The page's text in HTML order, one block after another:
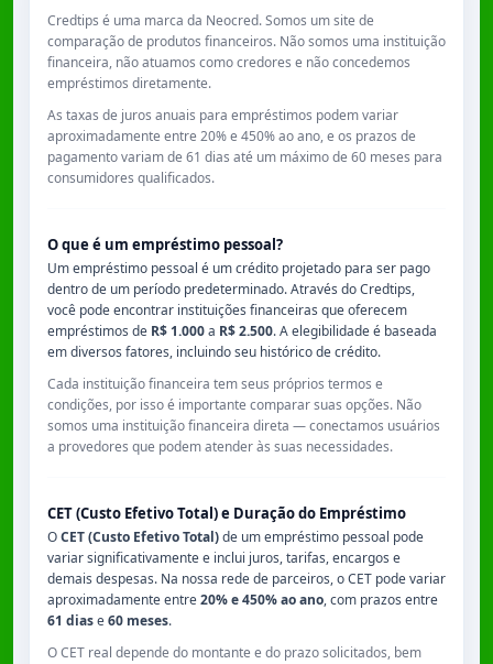
Credtips é uma marca da Neocred. Somos um site de
comparação de produtos financeiros. Não somos uma instituição
financeira, não atuamos como credores e não concedemos
empréstimos diretamente.
As taxas de juros anuais para empréstimos podem variar
aproximadamente entre 20% e 450% ao ano, e os prazos de
pagamento variam de 61 dias até um máximo de 60 meses para
consumidores qualificados.
O que é um empréstimo pessoal?
Um empréstimo pessoal é um crédito projetado para ser pago
dentro de um período predeterminado. Através do Credtips,
você pode encontrar instituições financeiras que oferecem
empréstimos de R$ 1.000a R$ 2.500. A elegibilidade é baseada
em diversos fatores, incluindo seu histórico de crédito.
Cada instituição financeira tem seus próprios termos e
condições, por isso é importante comparar suas opções. Não
somos uma instituição financeira direta — conectamos usuários
a provedores que podem atender às suas necessidades.
CET (Custo Efetivo Total) e Duração do Empréstimo
OCET (Custo Efetivo Total)de um empréstimo pessoal pode
variar significativamente e inclui juros, tarifas, encargos e
demais despesas. Na nossa rede de parceiros, o CET pode variar
aproximadamente entre20% e 450% ao ano, com prazos entre
61 diase60 meses.
O CET real depende do montante e do prazo solicitados, bem